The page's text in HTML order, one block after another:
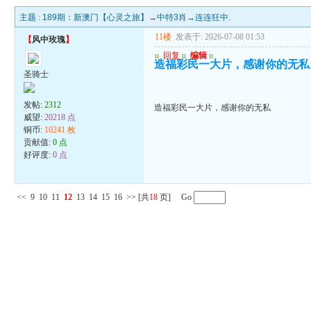
主题 : 189期：新澳门【心灵之旅】→中特3肖→连连狂中.
【风中玫瑰】
圣骑士
发帖:2312
威望:20218 点
铜币: 10241 枚
贡献值:0 点
好评度:0 点
11楼 发表于: 2026-07-08 01:53
u 回复 u 编辑 u
造福彩民一大片，感谢你的无私
造福彩民一大片，感谢你的无私
<< 9 10 11 12 13 14 15 16 >> [共18 页] Go